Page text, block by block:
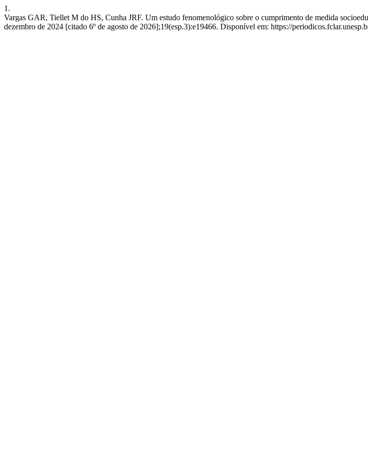
1.
Vargas GAR, Tiellet M do HS, Cunha JRF. Um estudo fenomenológico sobre o cumprimento de medida
dezembro de 2024 [citado 6º de agosto de 2026];19(esp.3):e19466. Disponível em: https://